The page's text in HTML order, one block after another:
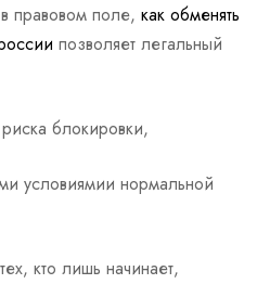
правовом поле, как обменять
позволяет легальный
блокировки,
условиямии нормальной
кто лишь начинает,